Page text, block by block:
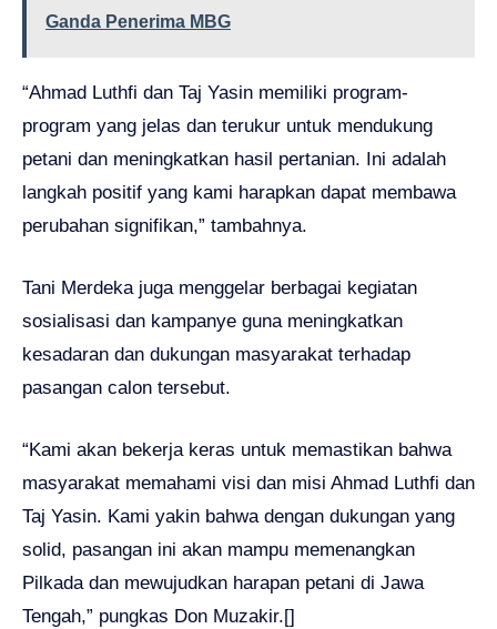
Ganda Penerima MBG
“Ahmad Luthfi dan Taj Yasin memiliki program-
program yang jelas dan terukur untuk mendukung
petani dan meningkatkan hasil pertanian. Ini adalah
langkah positif yang kami harapkan dapat membawa
perubahan signifikan,” tambahnya.
Tani Merdeka juga menggelar berbagai kegiatan
sosialisasi dan kampanye guna meningkatkan
kesadaran dan dukungan masyarakat terhadap
pasangan calon tersebut.
“Kami akan bekerja keras untuk memastikan bahwa
masyarakat memahami visi dan misi Ahmad Luthfi dan
Taj Yasin. Kami yakin bahwa dengan dukungan yang
solid, pasangan ini akan mampu memenangkan
Pilkada dan mewujudkan harapan petani di Jawa
Tengah,” pungkas Don Muzakir.[]